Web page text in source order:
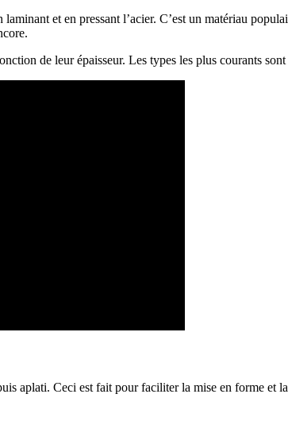
et en pressant l’acier. C’est un matériau
de leur épaisseur. Les types les plus courants
aplati. Ceci est fait pour faciliter la mise en forme et